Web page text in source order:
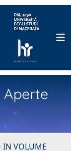
Aperte
IN VOLUME